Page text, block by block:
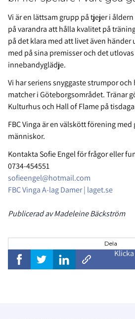
Vi är en lättsam grupp på tjejer i
på varandra att hålla kvalitet på
på det klara med att livet även
med på sina premisser och det
innebandyglädje.
Vi har seriens snyggaste strumpor
matcher i Göteborgsområdet. Tränar
Kulturhus och Hall of Flame på
FBC Vinga är en välskött förening
människor.
Kontakta Sofie Engel för frågor eller
0734-454551
sofieengel@hotmail.com
FBC Vinga A-lag Damer | laget.se
Publicerad av Madeleine Bäckström
Dela